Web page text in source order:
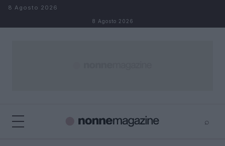
Salta al contenuto
8 Agosto 2026
8 Agosto 2026
⌕